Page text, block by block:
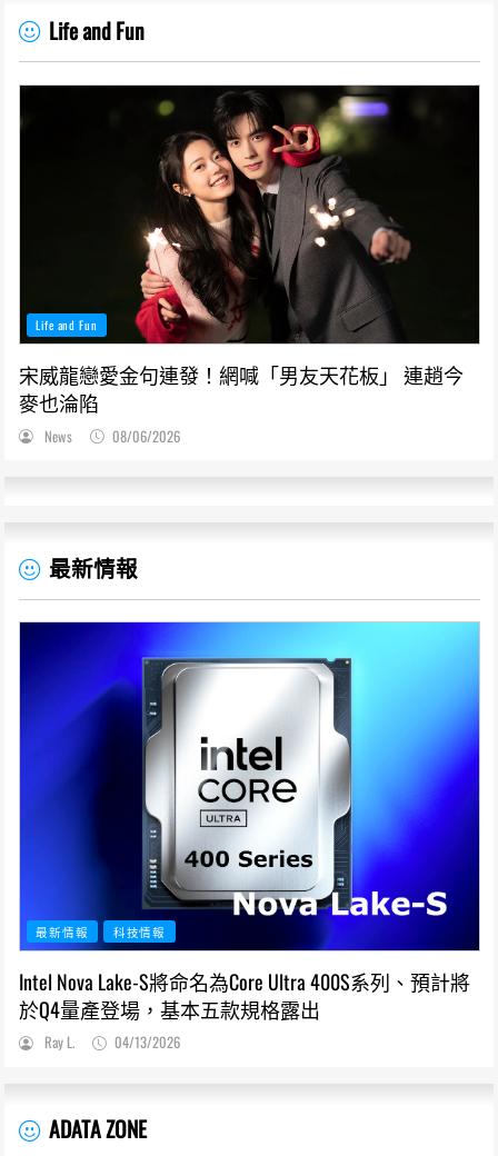
Life and Fun
Life and Fun
宋威龍戀愛金句連發！網喊「男友天花板」 連趙今
麥也淪陷
News 08/06/2026
最新情報
最新情報 科技情報
Intel Nova Lake-S將命名為Core Ultra 400S系列、預計將
於Q4量產登場，基本五款規格露出
Ray L. 04/13/2026
ADATA ZONE